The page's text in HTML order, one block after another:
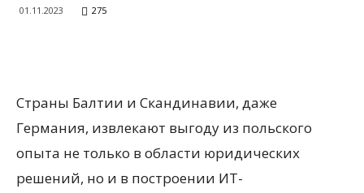
01.11.2023 275
Страны Балтии и Скандинавии, даже
Германия, извлекают выгоду из польского
опыта не только в области юридических
решений, но и в построении ИТ-